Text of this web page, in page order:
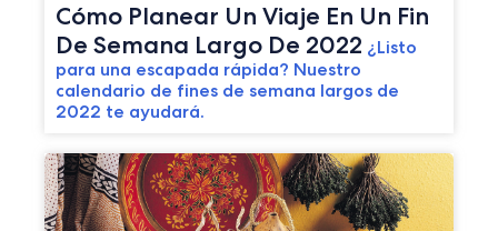
Cómo Planear Un Viaje En Un Fin
De Semana Largo De 2022 ¿Listo
para una escapada rápida? Nuestro
calendario de fines de semana largos de
2022 te ayudará.